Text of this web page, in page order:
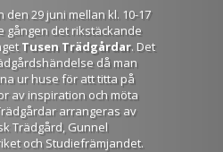
den 29 juni mellan kl. 10-17
gången det rikstäckande
Tusen Trädgårdar. Det
då man
ur huse för att titta på
av inspiration och möta
arrangeras av
Trädgård, Gunnel
och Studiefrämjandet.